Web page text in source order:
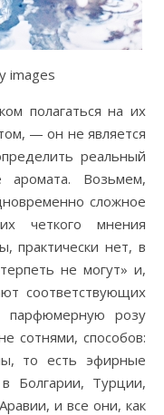
images
полагаться на их
— он не является
реальный
Возьмем,
сложное
четкого мнения
практически нет, в
не могут» и,
соответствующих
розу
сотнями, способов:
то есть эфирные
Болгарии, Турции,
и все они, как